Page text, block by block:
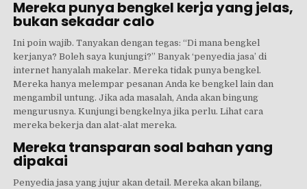
Mereka punya bengkel kerja yang jelas,
bukan sekadar calo
Ini poin wajib. Tanyakan dengan tegas: “Di mana bengkel
kerjanya? Boleh saya kunjungi?” Banyak ‘penyedia jasa’ di
internet hanyalah makelar. Mereka tidak punya bengkel.
Mereka hanya melempar pesanan Anda ke bengkel lain dan
mengambil untung. Jika ada masalah, Anda akan bingung
mengurusnya. Kunjungi bengkelnya jika perlu. Lihat cara
mereka bekerja dan alat-alat mereka.
Mereka transparan soal bahan yang
dipakai
Penyedia jasa yang jujur akan detail. Mereka akan bilang,